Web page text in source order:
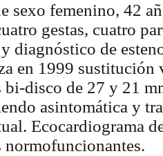
sexo femenino, 42
gestas, cuatro
diagnóstico de
en 1999
bi-disco de 27 y 21
asintomática y
Ecocardiograma
normofuncionantes.